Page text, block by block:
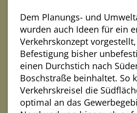
Dem Planungs- und
wurden auch Ideen für ein
Verkehrskonzept
Befestigung bisher
einen Durchstich nach
Boschstraße beinhaltet. So
Verkehrskreisel die
optimal an das